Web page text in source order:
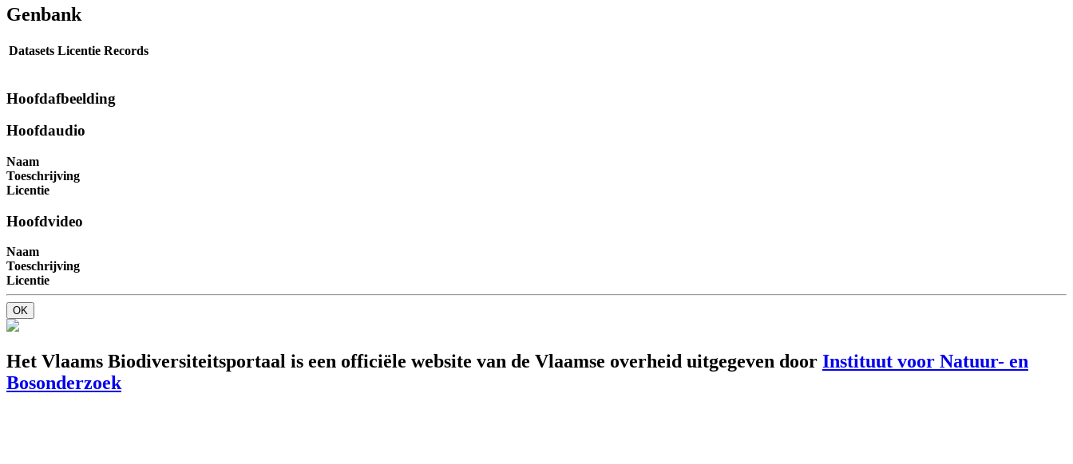
Genbank
Datasets Licentie Records
Hoofdafbeelding
Hoofdaudio
Naam
Toeschrijving
Licentie
Hoofdvideo
Naam
Toeschrijving
Licentie
OK
Het Vlaams Biodiversiteitsportaal is een officiële website van de Vlaamse overheid uitgegeven door Instituut voor Natuur- en
Bosonderzoek